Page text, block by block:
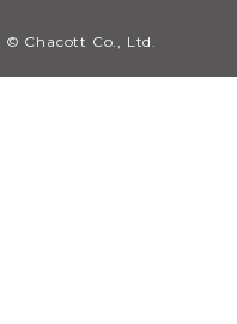
© Chacott Co., Ltd.